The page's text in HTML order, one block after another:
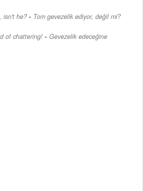
isn't he? - Tom gevezelik ediyor, değil mi?
of chattering! - Gevezelik edeceğine